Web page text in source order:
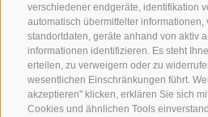
verschiedener endgeräte, identifikation
automatisch übermittelter
standortdaten, geräte anhand von aktiv
informationen identifizieren. Es steht
erteilen, zu verweigern oder zu
wesentlichen Einschränkungen führt.
akzeptieren" klicken, erklären Sie sich
Cookies und ähnlichen Tools